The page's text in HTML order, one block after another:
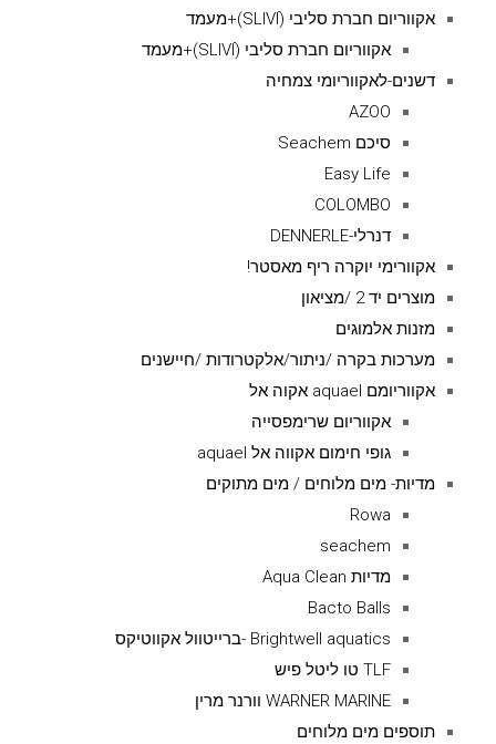
אקווריום חברת סליבי (SLIVIׂׂ)+מעמד
אקווריום חברת סליבי (SLIVIׂׂ)+מעמד
דשנים-לאקווריומי צמחיה
AZOO
סיכם Seachem
Easy Life
COLOMBO
דנרלי-DENNERLE
אקוורימי יוקרה ריף מאסטר!
מוצרים יד 2 /מציאון
מזנות אלמוגים
מערכות בקרה /ניתור/אלקטרודות /חיישנים
אקווריומם aquael אקוה אל
אקווריום שרימפסייה
גופי חימום אקווה אל aquael
מדיות- מים מלוחים / מים מתוקים
Rowa
seachem
מדיות Aqua Clean
Bacto Balls
Brightwell aquatics -ברייטוול אקווטיקס
TLF טו ליטל פיש
WARNER MARINE וורנר מרין
תוספים מים מלוחים